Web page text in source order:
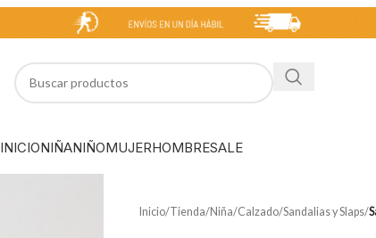
INICIONIÑANIÑOMUJERHOMBRESALE
Inicio/Tienda/Niña/Calzado/Sandalias y Slaps/